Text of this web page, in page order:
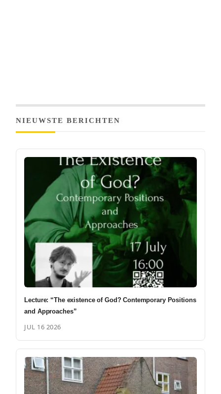
NIEUWSTE BERICHTEN
Lecture: “The existence of God? Contemporary Positions
and Approaches”
JUL 16 2026